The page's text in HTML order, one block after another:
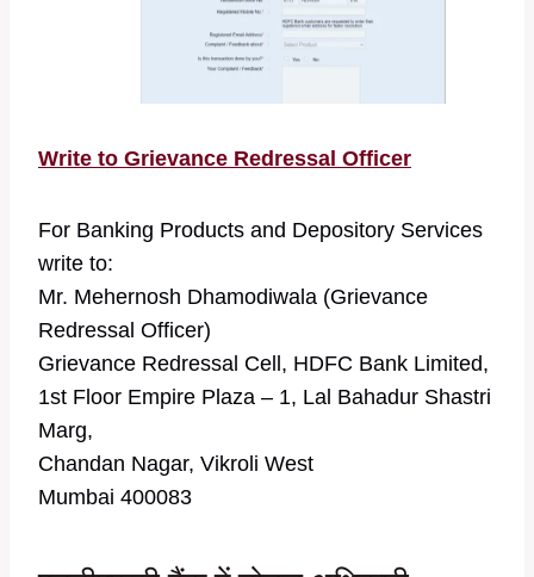
Write to Grievance Redressal Officer
For Banking Products and Depository Services
write to:
Mr. Mehernosh Dhamodiwala (Grievance
Redressal Officer)
Grievance Redressal Cell, HDFC Bank Limited,
1st Floor Empire Plaza – 1, Lal Bahadur Shastri
Marg,
Chandan Nagar, Vikroli West
Mumbai 400083